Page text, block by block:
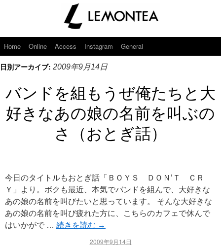
Home Online Access Instagram General
日別アーカイブ: 2009年9月14日
バンドを組もうぜ俺たちと大
好きなあの娘の名前を叫ぶの
さ（おとぎ話）
今日のタイトルもおとぎ話「ＢＯＹＳ ＤＯＮ’Ｔ ＣＲ
Ｙ」より。ボクも最近、本気でバンドを組んで、大好きな
あの娘の名前を叫びたいと思っています。 そんな大好きな
あの娘の名前を叫び疲れた方に、こちらのカフェで休んで
はいかがで … 続きを読む →
2009年9月14日